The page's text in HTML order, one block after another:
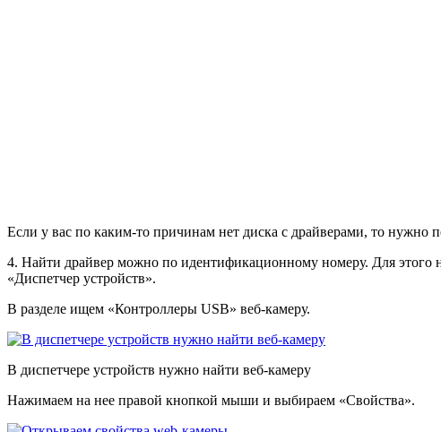
Если у вас по каким-то причинам нет диска с драйверами, то нужно
4. Найти драйвер можно по идентификационному номеру. Для этого
«Диспетчер устройств».
В разделе ищем «Контроллеры USB» веб-камеру.
В диспетчере устройств нужно найти веб-камеру
Нажимаем на нее правой кнопкой мыши и выбираем «Свойства».